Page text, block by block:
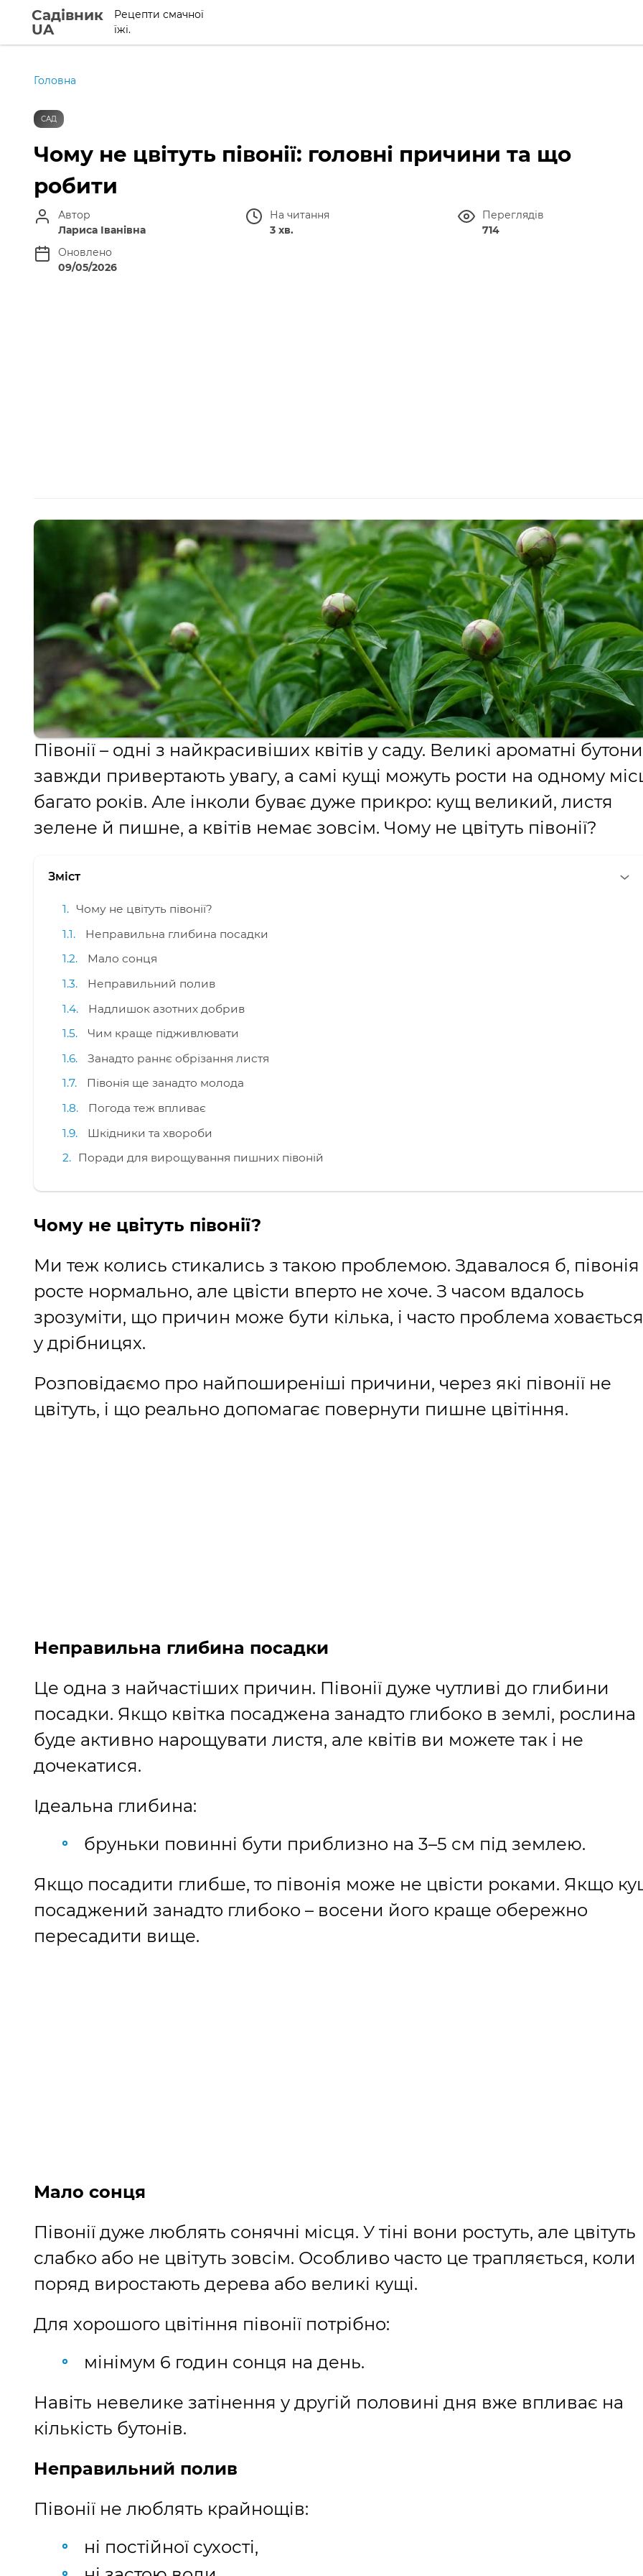
Садівник
UA
Рецепти смачної
їжі.
Головна
САД
Чому не цвітуть півонії: головні причини та що
робити
Автор
Лариса Іванівна
На читання
3 хв.
Переглядів
714
Оновлено
09/05/2026
Півонії – одні з найкрасивіших квітів у саду. Великі ароматні бутони
завжди привертають увагу, а самі кущі можуть рости на одному
багато років. Але інколи буває дуже прикро: кущ великий, листя
зелене й пишне, а квітів немає зовсім. Чому не цвітуть півонії?
Зміст
Чому не цвітуть півонії?
Неправильна глибина посадки
Мало сонця
Неправильний полив
Надлишок азотних добрив
Чим краще підживлювати
Занадто раннє обрізання листя
Півонія ще занадто молода
Погода теж впливає
Шкідники та хвороби
Поради для вирощування пишних півоній
Чому не цвітуть півонії?
Ми теж колись стикались з такою проблемою. Здавалося б, півонія
росте нормально, але цвісти вперто не хоче. З часом вдалось
зрозуміти, що причин може бути кілька, і часто проблема ховається
у дрібницях.
Розповідаємо про найпоширеніші причини, через які півонії не
цвітуть, і що реально допомагає повернути пишне цвітіння.
Неправильна глибина посадки
Це одна з найчастіших причин. Півонії дуже чутливі до глибини
посадки. Якщо квітка посаджена занадто глибоко в землі, рослина
буде активно нарощувати листя, але квітів ви можете так і не
дочекатися.
Ідеальна глибина:
бруньки повинні бути приблизно на 3–5 см під землею.
Якщо посадити глибше, то півонія може не цвісти роками. Якщо
посаджений занадто глибоко – восени його краще обережно
пересадити вище.
Мало сонця
Півонії дуже люблять сонячні місця. У тіні вони ростуть, але цвітуть
слабко або не цвітуть зовсім. Особливо часто це трапляється, коли
поряд виростають дерева або великі кущі.
Для хорошого цвітіння півонії потрібно:
мінімум 6 годин сонця на день.
Навіть невелике затінення у другій половині дня вже впливає на
кількість бутонів.
Неправильний полив
Півонії не люблять крайнощів:
ні постійної сухості,